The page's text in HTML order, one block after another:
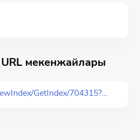
мекенжайлары
https://taldau.stat.gov.kz/kk/NewIndex/GetIndex/704315?keyword=